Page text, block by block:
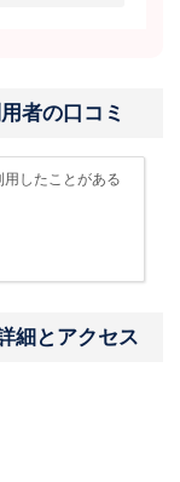
者の口コミ
したことがある
細とアクセス